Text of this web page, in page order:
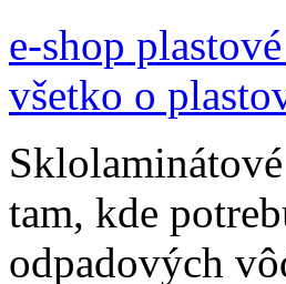
e-shop
všetko o
tam, kde
odpadových